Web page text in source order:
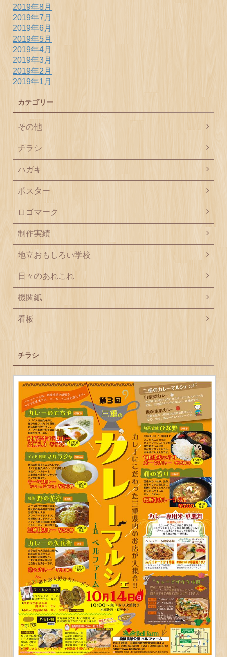
2019年8月
2019年7月
2019年6月
2019年5月
2019年4月
2019年3月
2019年2月
2019年1月
カテゴリー
その他
チラシ
ハガキ
ポスター
ロゴマーク
制作実績
地立おもしろい学校
日々のあれこれ
機関紙
看板
チラシ